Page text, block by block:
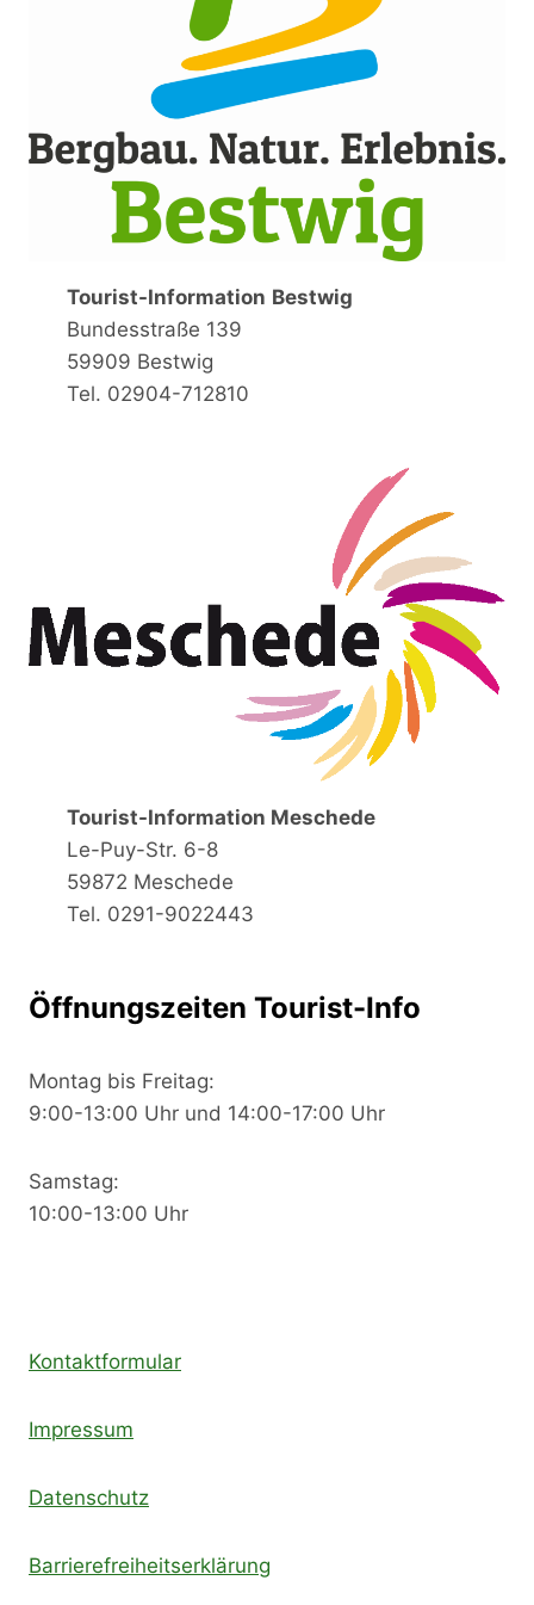
Tourist-Information Bestwig
Bundesstraße 139
59909 Bestwig
Tel. 02904-712810
Tourist-Information Meschede
Le-Puy-Str. 6-8
59872 Meschede
Tel. 0291-9022443
Öffnungszeiten Tourist-Info
Montag bis Freitag:
9:00-13:00 Uhr und 14:00-17:00 Uhr
Samstag:
10:00-13:00 Uhr
Kontaktformular
Impressum
Datenschutz
Barrierefreiheitserklärung